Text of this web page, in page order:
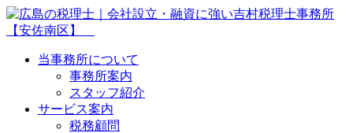
当事務所について
事務所案内
スタッフ紹介
サービス案内
税務顧問